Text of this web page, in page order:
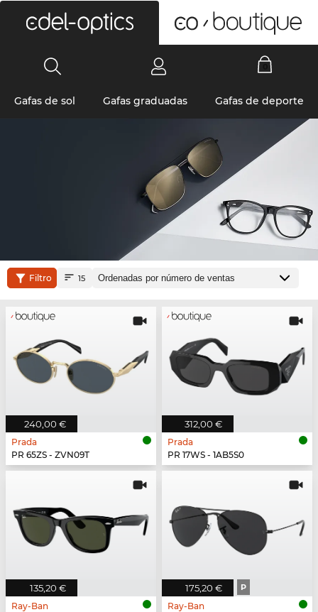
Gafas de sol Gafas graduadas Gafas de deporte
Filtro 15
240,00 €
Prada
PR 65ZS - ZVN09T
312,00 €
Prada
PR 17WS - 1AB5S0
135,20 €
Ray-Ban
175,20 € P
Ray-Ban